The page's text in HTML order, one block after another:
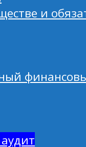
и